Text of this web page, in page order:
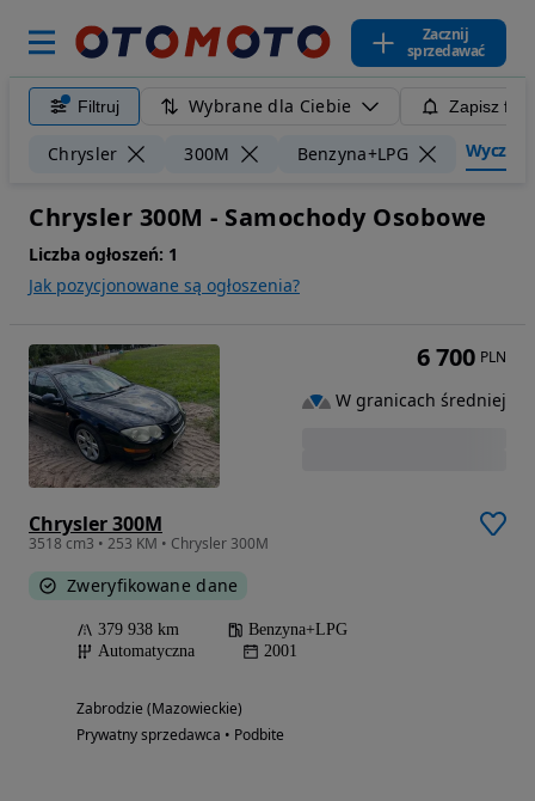
Zacznij
sprzedawać
Filtruj Wybrane dla Ciebie Zapisz
Chrysler 300M Benzyna+LPG
Chrysler 300M - Samochody Osobowe
Liczba ogłoszeń: 1
Jak pozycjonowane są ogłoszenia?
Chrysler 300M
3518 cm3 • 253 KM • Chrysler 300M
Zweryfikowane dane
379 938 km
Benzyna+LPG
Automatyczna
2001
Zabrodzie (Mazowieckie)
Prywatny sprzedawca • Podbite
6 700 PLN
W granicach średniej